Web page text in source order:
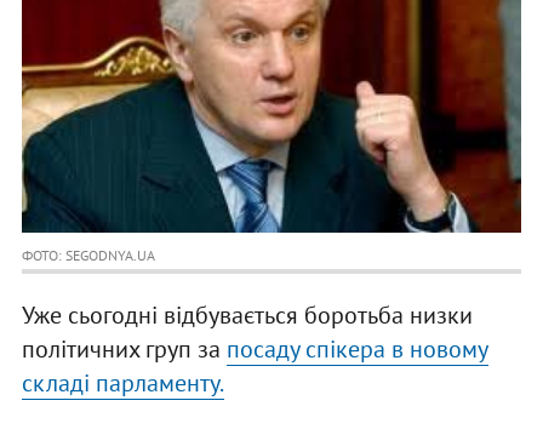
ФОТО: SEGODNYA.UA
Уже сьогодні відбувається боротьба низки
політичних груп за посаду спікера в новому
складі парламенту.